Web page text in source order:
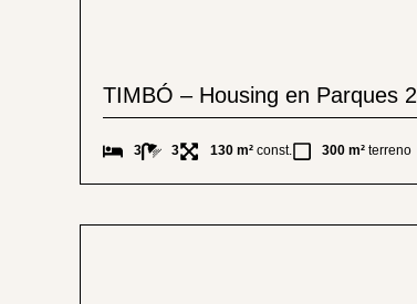
TIMBÓ – Housing en Parques 2
3 3 130 m² const. 300 m² terreno